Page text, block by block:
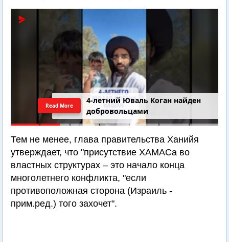
4-летний Юваль Коган найден
добровольцами
Read More
Тем не менее, глава правительства Ханийя
утверждает, что "присутствие ХАМАСа во
властных структурах – это начало конца
многолетнего конфликта, "если
противоположная сторона (Израиль -
прим.ред.) того захочет".